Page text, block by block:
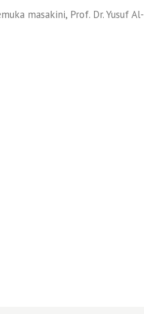
masakini, Prof. Dr. Yusuf Al-